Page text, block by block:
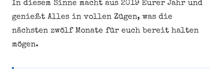
In diesem Sinne macht aus 2019 Eurer Jahr und
genießt Alles in vollen Zügen, was die
nächsten zwölf Monate für euch bereit halten
mögen.